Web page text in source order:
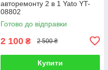
авторемонту 2 в 1 Yato YT-
08802
Готово до відправки
2 100 ₴ 2 500 ₴
Купити